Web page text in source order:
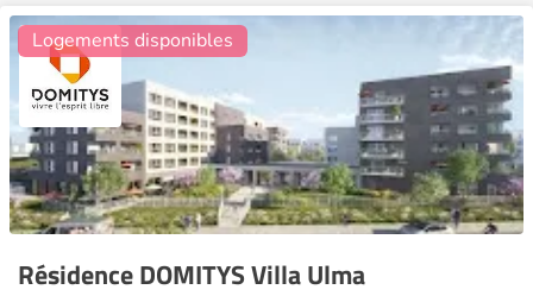
Résidence DOMITYS Villa Ulma
Logements disponibles